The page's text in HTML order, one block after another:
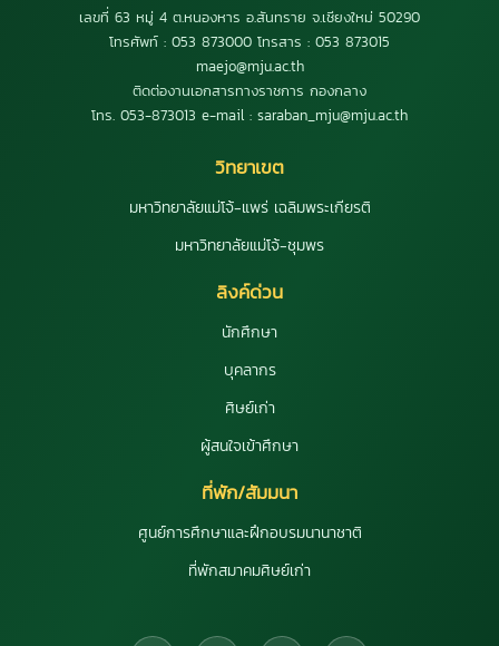
เลขที่ 63 หมู่ 4 ต.หนองหาร อ.สันทราย จ.เชียงใหม่ 50290
โทรศัพท์ : 053 873000 โทรสาร : 053 873015
maejo@mju.ac.th
ติดต่องานเอกสารทางราชการ กองกลาง
โทร. 053-873013 e-mail : saraban_mju@mju.ac.th
วิทยาเขต
มหาวิทยาลัยแม่โจ้-แพร่ เฉลิมพระเกียรติ
มหาวิทยาลัยแม่โจ้-ชุมพร
ลิงค์ด่วน
นักศึกษา
บุคลากร
ศิษย์เก่า
ผู้สนใจเข้าศึกษา
ที่พัก/สัมมนา
ศูนย์การศึกษาและฝึกอบรมนานาชาติ
ที่พักสมาคมศิษย์เก่า